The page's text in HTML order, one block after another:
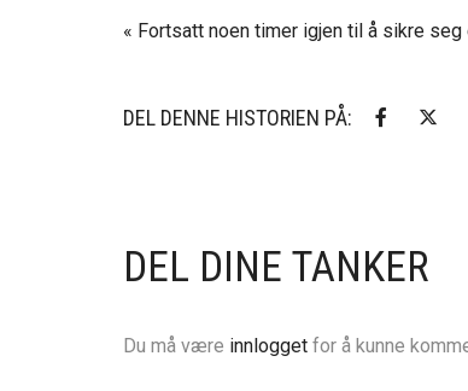
DEL DENNE HISTORIEN PÅ:
DEL DINE TANKER
Du må være innlogget for å kunne